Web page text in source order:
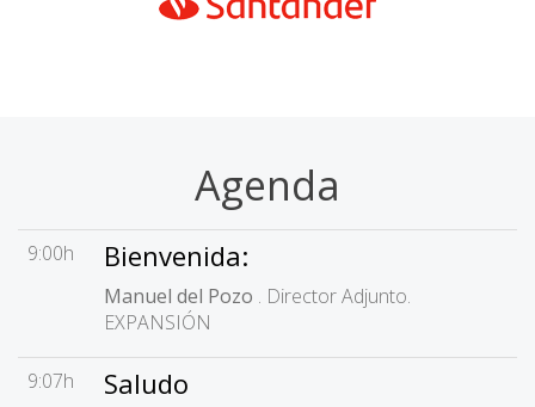
Agenda
9:00h Bienvenida:
Manuel del Pozo . Director Adjunto.
EXPANSIÓN
9:07h Saludo